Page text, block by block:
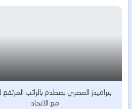
بيراميدز المصري يصطدم بالراتب
مع الاتحاد